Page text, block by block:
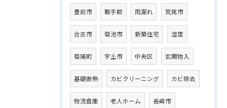
豊前市 鞍手郡 雨漏れ 荒尾市
合志市 菊池市 新築住宅 湿度
菊陽町 宇土市 中央区 玄関物入
基礎断熱 カビクリーニング カビ除去
物流倉庫 老人ホーム 長崎市